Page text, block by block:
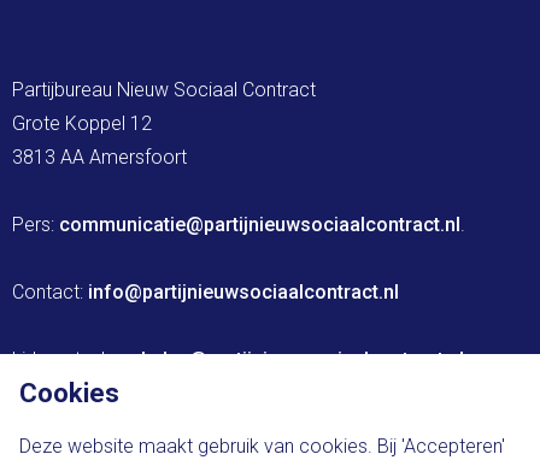
Partijbureau Nieuw Sociaal Contract
Grote Koppel 12
3813 AA Amersfoort
Pers: communicatie@partijnieuwsociaalcontract.nl.
Contact: info@partijnieuwsociaalcontract.nl
Lidmaatschap: leden@partijnieuwsociaalcontract.nl
Cookies
Deze website maakt gebruik van cookies. Bij 'Accepteren'